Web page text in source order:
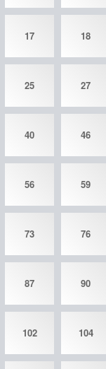
17 18
25 27
40 46
56 59
73 76
87 90
102 104